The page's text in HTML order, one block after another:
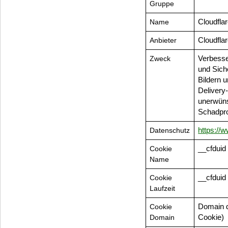
Gruppe
Name
Anbieter
Zweck
und
Bildern
Datenschutz https://
Cookie
Name
__cfduid
Cookie
Laufzeit
Cookie
Domain
Domain
Cookie)